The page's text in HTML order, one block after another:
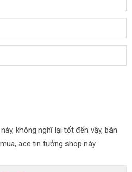
không nghĩ lại tốt đến vậy, băn
ace tin tưởng shop này